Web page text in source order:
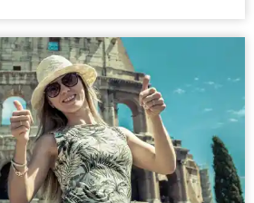
do Vaticano e a Capela